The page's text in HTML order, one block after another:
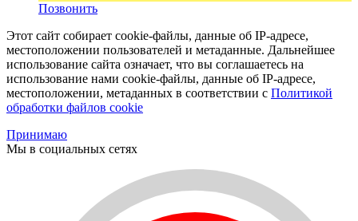
Позвонить
Этот сайт собирает cookie-файлы, данные об IP-адресе,
местоположении пользователей и метаданные. Дальнейшее
использование сайта означает, что вы соглашаетесь на
использование нами cookie-файлы, данные об IP-адресе,
местоположении, метаданных в соответствии с Политикой
обработки файлов cookie
Принимаю
Мы в социальных сетях